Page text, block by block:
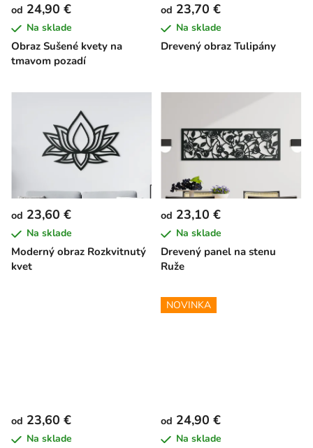
Obraz Sušené kvety na
tmavom pozadí
od 24,90 €
Na sklade
Drevený obraz Tulipány
od 23,70 €
Na sklade
Moderný obraz Rozkvitnutý
kvet
od 23,60 €
Na sklade
Drevený panel na stenu
Ruže
od 23,10 €
Na sklade
od 23,60 €
Na sklade
NOVINKA
od 24,90 €
Na sklade